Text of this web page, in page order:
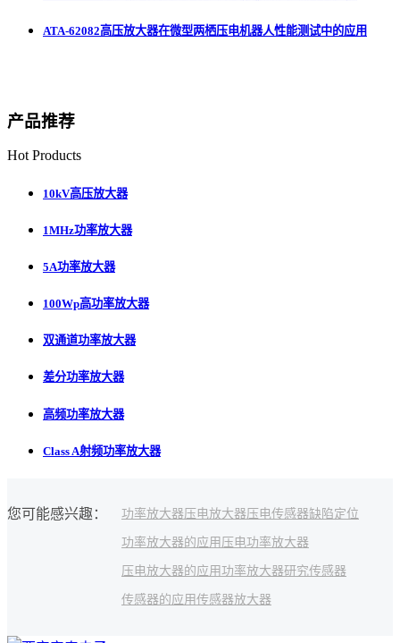
ATA-62082高压放大器在微型两栖压电机器人性能测试中的应用
产品推荐
Hot Products
10kV高压放大器
1MHz功率放大器
5A功率放大器
100Wp高功率放大器
双通道功率放大器
差分功率放大器
高频功率放大器
Class A射频功率放大器
您可能感兴趣： 功率放大器压电放大器压电传感器缺陷定位
功率放大器的应用 压电功率放大器
压电放大器的应用 功率放大器研究传感器
传感器的应用传感器放大器